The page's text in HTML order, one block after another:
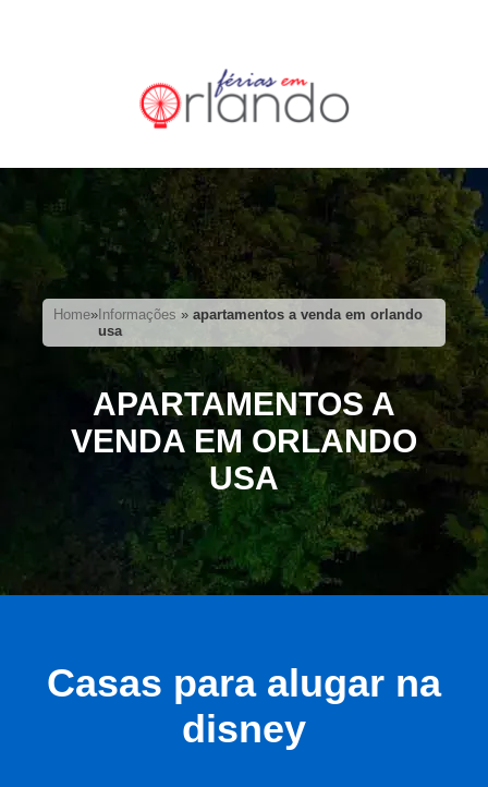
Home» Informações »apartamentos a venda em orlando
usa
APARTAMENTOS A
VENDA EM ORLANDO
USA
Casas para alugar na
disney